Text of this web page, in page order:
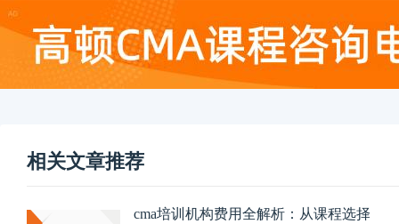
相关文章推荐
cma培训机构费用全解析：从课程选择